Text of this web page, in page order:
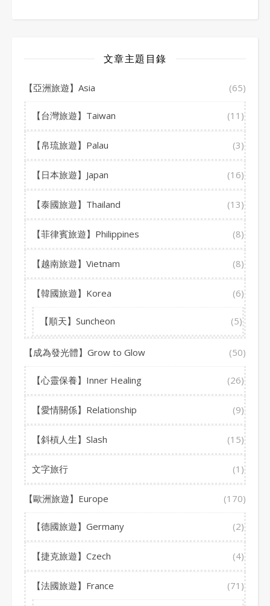
文章主題目錄
【亞洲旅遊】Asia (65)
【台灣旅遊】Taiwan (11)
【帛琉旅遊】Palau (3)
【日本旅遊】Japan (16)
【泰國旅遊】Thailand (13)
【菲律賓旅遊】Philippines (8)
【越南旅遊】Vietnam (8)
【韓國旅遊】Korea (6)
【順天】Suncheon (5)
【成為發光體】Grow to Glow (50)
【心靈保養】Inner Healing (26)
【愛情關係】Relationship (9)
【斜槓人生】Slash (15)
文字旅行 (1)
【歐洲旅遊】Europe (170)
【德國旅遊】Germany (2)
【捷克旅遊】Czech (4)
【法國旅遊】France (71)